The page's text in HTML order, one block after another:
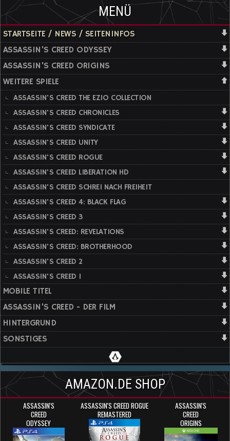
MENÜ
STARTSEITE / NEWS / SEITENINFOS
ASSASSIN'S CREED ODYSSEY
ASSASSIN'S CREED ORIGINS
WEITERE SPIELE
ASSASSIN'S CREED THE EZIO COLLECTION
ASSASSIN'S CREED CHRONICLES
ASSASSIN'S CREED SYNDICATE
ASSASSIN'S CREED UNITY
ASSASSIN'S CREED ROGUE
ASSASSIN'S CREED LIBERATION HD
ASSASSIN'S CREED SCHREI NACH FREIHEIT
ASSASSIN'S CREED 4: BLACK FLAG
ASSASSIN'S CREED 3
ASSASSIN'S CREED: REVELATIONS
ASSASSIN'S CREED: BROTHERHOOD
ASSASSIN'S CREED 2
ASSASSIN'S CREED 1
MOBILE TITEL
ASSASSIN'S CREED - DER FILM
HINTERGRUND
SONSTIGES
AMAZON.DE SHOP
ASSASSIN'S
CREED
ODYSSEY
ASSASSIN'S CREED ROGUE
REMASTERED
ASSASSIN'S
CREED
ORIGINS